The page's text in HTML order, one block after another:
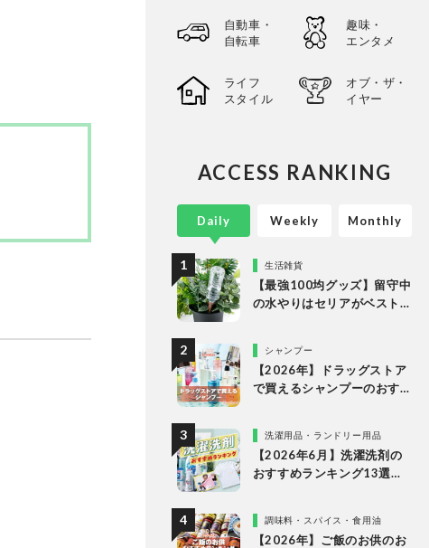
自動車・
自転車
趣味・
エンタメ
ライフ
スタイル
オブ・ザ・
イヤー
ACCESS RANKING
Daily
生活雑貨
【最強100均グッズ】留守中
の水やりはセリアがベスト
シャンプー
【2026年】ドラッグストア
で買えるシャンプーのおす
比較洗濯用品・ランドリー用品
【2026年6月】洗濯洗剤の
おすすめランキング13選。
検証調味料・スパイス・食用油
【2026年】ご飯のお供のお
Weekly Monthly